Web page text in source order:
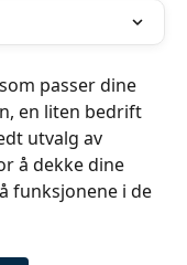
passer dine
en liten bedrift
utvalg av
å dekke dine
funksjonene i de